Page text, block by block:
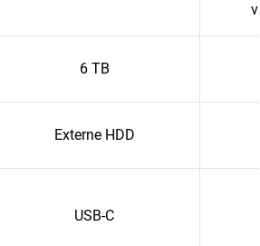
6 TB
Externe HDD
USB-C